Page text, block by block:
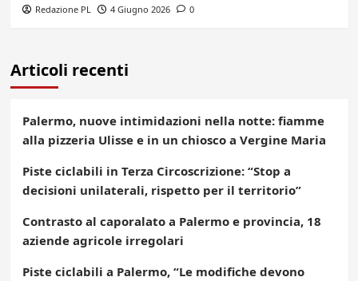
Redazione PL 4 Giugno 2026 0
Articoli recenti
Palermo, nuove intimidazioni nella notte: fiamme
alla pizzeria Ulisse e in un chiosco a Vergine Maria
Piste ciclabili in Terza Circoscrizione: “Stop a
decisioni unilaterali, rispetto per il territorio”
Contrasto al caporalato a Palermo e provincia, 18
aziende agricole irregolari
Piste ciclabili a Palermo, “Le modifiche devono